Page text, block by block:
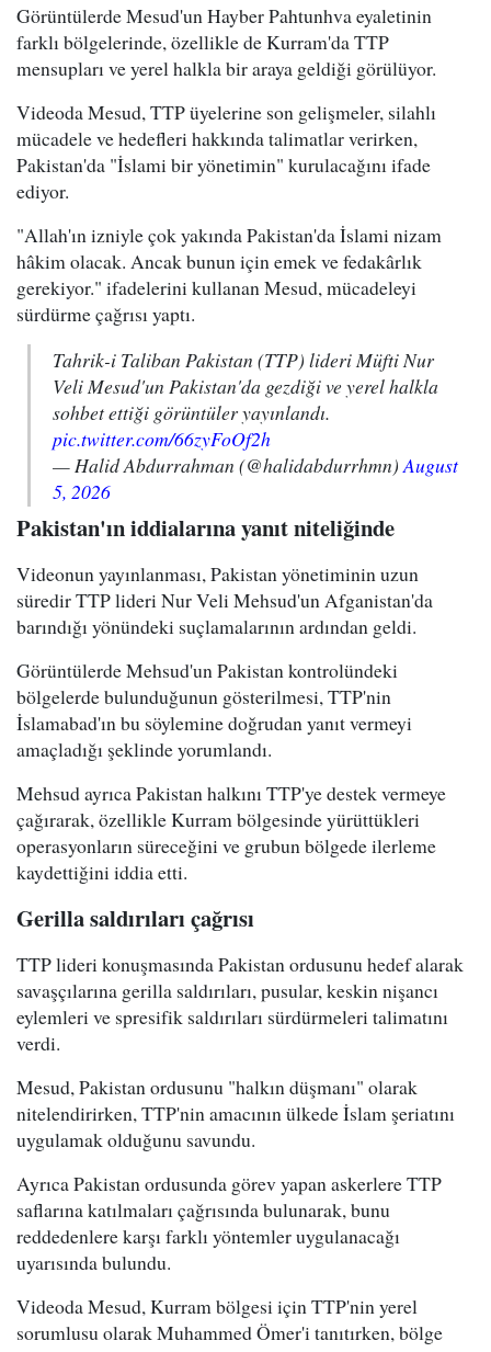
Görüntülerde Mesud'un Hayber Pahtunhva eyaletinin
farklı bölgelerinde, özellikle de Kurram'da TTP
mensupları ve yerel halkla bir araya geldiği görülüyor.
Videoda Mesud, TTP üyelerine son gelişmeler, silahlı
mücadele ve hedefleri hakkında talimatlar verirken,
Pakistan'da "İslami bir yönetimin" kurulacağını ifade
ediyor.
"Allah'ın izniyle çok yakında Pakistan'da İslami nizam
hâkim olacak. Ancak bunun için emek ve fedakârlık
gerekiyor." ifadelerini kullanan Mesud, mücadeleyi
sürdürme çağrısı yaptı.
Tahrik-i Taliban Pakistan (TTP) lideri Müfti Nur
Veli Mesud'un Pakistan'da gezdiği ve yerel halkla
sohbet ettiği görüntüler yayınlandı.
pic.twitter.com/66zyFoOf2h
— Halid Abdurrahman (@halidabdurrhmn)August
5, 2026
Pakistan'ın iddialarına yanıt niteliğinde
Videonun yayınlanması, Pakistan yönetiminin uzun
süredir TTP lideri Nur Veli Mehsud'un Afganistan'da
barındığı yönündeki suçlamalarının ardından geldi.
Görüntülerde Mehsud'un Pakistan kontrolündeki
bölgelerde bulunduğunun gösterilmesi, TTP'nin
İslamabad'ın bu söylemine doğrudan yanıt vermeyi
amaçladığı şeklinde yorumlandı.
Mehsud ayrıca Pakistan halkını TTP'ye destek vermeye
çağırarak, özellikle Kurram bölgesinde yürüttükleri
operasyonların süreceğini ve grubun bölgede ilerleme
kaydettiğini iddia etti.
Gerilla saldırıları çağrısı
TTP lideri konuşmasında Pakistan ordusunu hedef alarak
savaşçılarına gerilla saldırıları, pusular, keskin nişancı
eylemleri ve spresifik saldırıları sürdürmeleri talimatını
verdi.
Mesud, Pakistan ordusunu "halkın düşmanı" olarak
nitelendirirken, TTP'nin amacının ülkede İslam şeriatını
uygulamak olduğunu savundu.
Ayrıca Pakistan ordusunda görev yapan askerlere TTP
saflarına katılmaları çağrısında bulunarak, bunu
reddedenlere karşı farklı yöntemler uygulanacağı
uyarısında bulundu.
Videoda Mesud, Kurram bölgesi için TTP'nin yerel
sorumlusu olarak Muhammed Ömer'i tanıtırken, bölge